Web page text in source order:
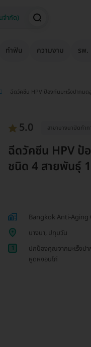
ทำฟัน ความงาม รพ.
ฉีดวัคซีน HPV ป้องกันมะเร็งปากม
5.0 สาขาบางนาปิดทำ
ฉีดวัคซีน HPV ป้
ชนิด 4 สายพันธุ์
Bangkok Anti-Aging
บางนา, ปทุมวัน
1
ปกป้องคุณจากมะเร็งปา
หูดหงอนไก่